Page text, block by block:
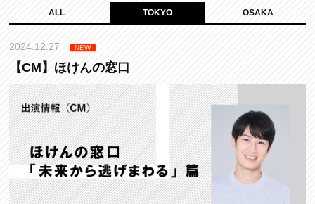
ALL TOKYO OSAKA
2024.12.27 NEW
【CM】ほけんの窓口